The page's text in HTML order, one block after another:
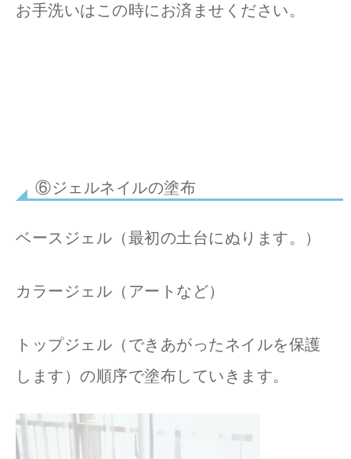
お手洗いはこの時にお済ませください。
⑥ジェルネイルの塗布
ベースジェル（最初の土台にぬります。）
カラージェル（アートなど）
トップジェル（できあがったネイルを保護
します）の順序で塗布していきます。